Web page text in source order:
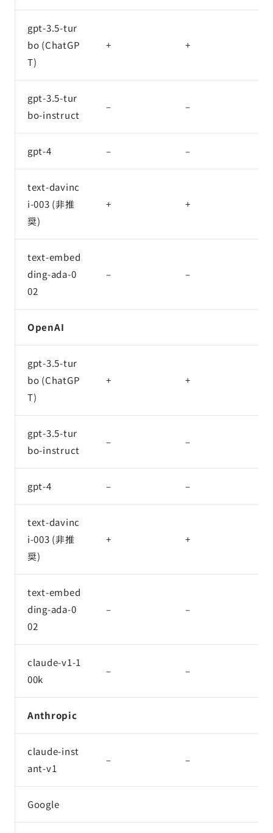
gpt-3.5-tur
bo (ChatGP
T)
+ +
gpt-3.5-tur
bo-instruct
– –
gpt-4 – –
text-davinc
i-003 (非推
奨)
+ +
text-embed
ding-ada-0
02
– –
OpenAI
gpt-3.5-tur
bo (ChatGP
T)
+ +
gpt-3.5-tur
bo-instruct
– –
gpt-4 – –
text-davinc
i-003 (非推
奨)
+ +
text-embed
ding-ada-0
02
– –
claude-v1-1
00k
– –
Anthropic
claude-inst
ant-v1
– –
Google